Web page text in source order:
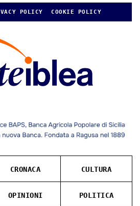
POLICY COOKIE POLICY
CRONACA CULTURA
OPINIONI POLITICA